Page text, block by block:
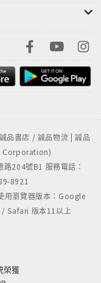
品書店 / 誠品物流 | 誠品
Corporation)
204號B1 服務電話：
8921
用瀏覽器版本：Google
Safari 版本11以上
榮獲